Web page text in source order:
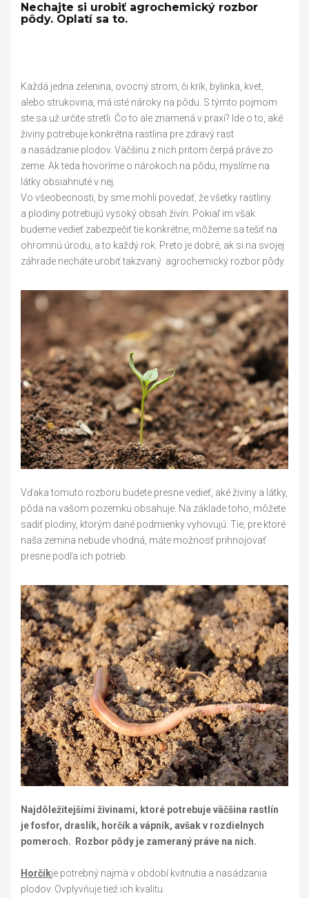
Nechajte si urobiť agrochemický rozbor
pôdy. Oplatí sa to.
Každá jedna zelenina, ovocný strom, či krík, bylinka, kvet,
alebo strukovina, má isté nároky na pôdu. S týmto pojmom
ste sa už určite stretli. Čo to ale znamená v praxi? Ide o to, aké
živiny potrebuje konkrétna rastlina pre zdravý rast
a nasádzanie plodov. Väčšinu z nich pritom čerpá práve zo
zeme. Ak teda hovoríme o nárokoch na pôdu, myslíme na
látky obsiahnuté v nej.
Vo všeobecnosti, by sme mohli povedať, že všetky rastliny
a plodiny potrebujú vysoký obsah živín. Pokiaľ im však
budeme vedieť zabezpečiť tie konkrétne, môžeme sa tešiť na
ohromnú úrodu, a to každý rok. Preto je dobré, ak si na svojej
záhrade necháte urobiť takzvaný agrochemický rozbor pôdy.
Vďaka tomuto rozboru budete presne vedieť, aké živiny a látky,
pôda na vašom pozemku obsahuje. Na základe toho, môžete
sadiť plodiny, ktorým dané podmienky vyhovujú. Tie, pre ktoré
naša zemina nebude vhodná, máte možnosť prihnojovať
presne podľa ich potrieb.
Najdôležitejšími živinami, ktoré potrebuje väčšina rastlín
je fosfor, draslík, horčík a vápnik, avšak v rozdielnych
pomeroch. Rozbor pôdy je zameraný práve na nich.
Horčíkje potrebný najmä v období kvitnutia a nasádzania
plodov. Ovplyvňuje tiež ich kvalitu.